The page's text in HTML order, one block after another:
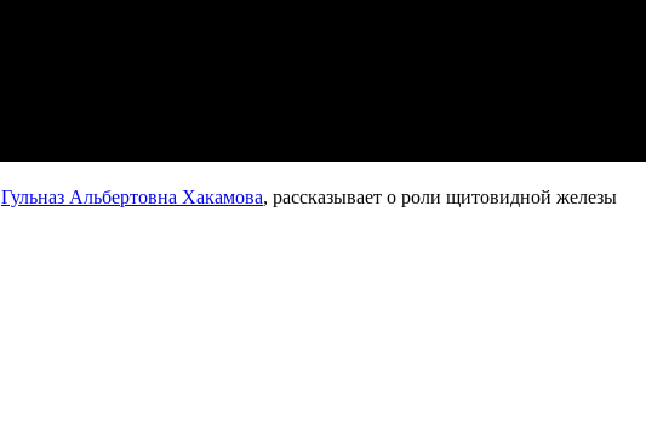
Гульназ Альбертовна Хакамова, рассказывает о роли щитовидной железы